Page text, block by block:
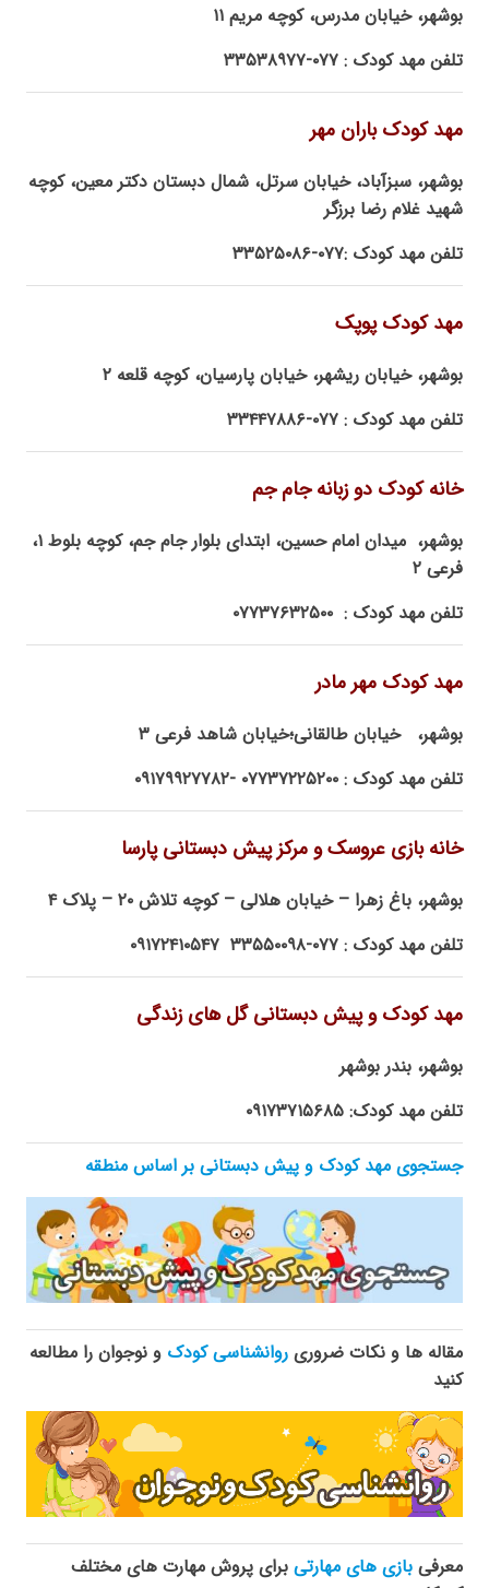
بوشهر، خیابان مدرس، کوچه مریم ۱۱
تلفن مهد کودک : ۰۷۷-۳۳۵۳۸۹۷۷
مهد کودک باران مهر
بوشهر، سبزآباد، خیابان سرتل، شمال دبستان دکتر معین، کوچه
شهید غلام رضا برزگر
تلفن مهد کودک :۰۷۷-۳۳۵۲۵۰۸۶
مهد کودک پوپک
بوشهر، خیابان ریشهر، خیابان پارسیان، کوچه قلعه ۲
تلفن مهد کودک : ۰۷۷-۳۳۴۴۷۸۸۶
خانه کودک دو زبانه جام جم
بوشهر، میدان امام حسین، ابتدای بلوار جام جم، کوچه بلوط ۱،
فرعی ۲
تلفن مهد کودک : ۰۷۷۳۷۶۳۲۵۰۰
مهد کودک مهر مادر
بوشهر، خیابان طالقانی؛خیابان شاهد فرعی ۳
تلفن مهد کودک : ۰۷۷۳۷۲۲۵۲۰۰ -۰۹۱۷۹۹۲۷۷۸۲
خانه بازی عروسک و مرکز پیش دبستانی پارسا
بوشهر، باغ زهرا – خیابان هلالی – کوچه تلاش ۲۰ – پلاک ۴
تلفن مهد کودک : ۰۷۷-۳۳۵۵۰۰۹۸ ۰۹۱۷۲۴۱۰۵۴۷
مهد کودک و پیش دبستانی گل های زندگی
بوشهر، بندر بوشهر
تلفن مهد کودک: ۰۹۱۷۳۷۱۵۶۸۵
جستجوی مهد کودک و پیش دبستانی بر اساس منطقه
مقاله ها و نکات ضروری روانشناسی کودک و نوجوان را مطالعه
کنید
معرفی بازی های مهارتی برای پروش مهارت های مختلف